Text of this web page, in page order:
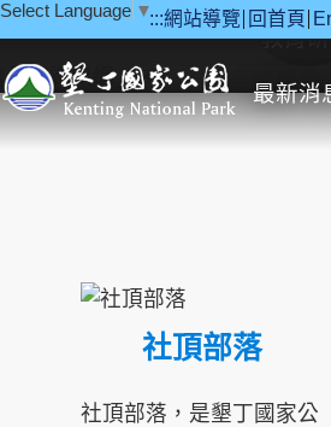
:::網站導覽 回首頁
Select Language ▼
最新消
教育
社頂部落
社頂部落，是墾丁國家公